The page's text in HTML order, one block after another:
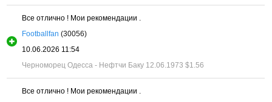
Все отлично ! Мои рекомендации .
Footballfan (30056)
10.06.2026 11:54
Черноморец Одесса - Нефтчи Баку 12.06.1973 $1.56
Все отлично ! Мои рекомендации .